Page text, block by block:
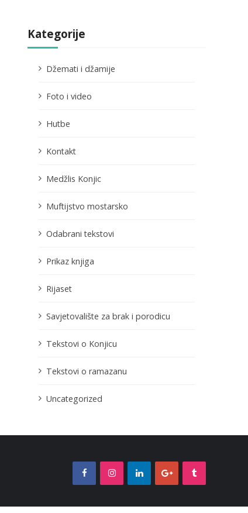
Kategorije
Džemati i džamije
Foto i video
Hutbe
Kontakt
Medžlis Konjic
Muftijstvo mostarsko
Odabrani tekstovi
Prikaz knjiga
Rijaset
Savjetovalište za brak i porodicu
Tekstovi o Konjicu
Tekstovi o ramazanu
Uncategorized